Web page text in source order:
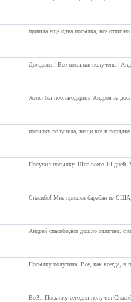
пришла еще одна посылка, все
Дождался! Все посылки получены!
Хотел бы поблагодарить Андрея за
посылку получила, вещи все в
Получил посылку. Шла всего 14 дней.
Спасибо! Мне пришел барабан из
Андрей спасибо,все дошло отлично. с
Посылку получила. Все, как всегда, в
Всё!...Посылку сегодня